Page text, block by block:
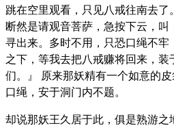
跳在空里观看，只见八戒往南去了
断然是请观音菩萨，急按下云，叫
寻出来。多时不用，只恐口绳不牢
之下，等我去把八戒赚将回来，
们。』 原来那妖精有一个如意的
口绳，安于洞门内不题。
却说那妖王久居于此，俱是熟游